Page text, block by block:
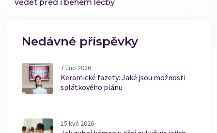
vědět před i během léčby
Nedávné příspěvky
7 úno 2026
Keramické fazety: Jaké jsou možnosti
splátkového plánu
15 kvě 2026